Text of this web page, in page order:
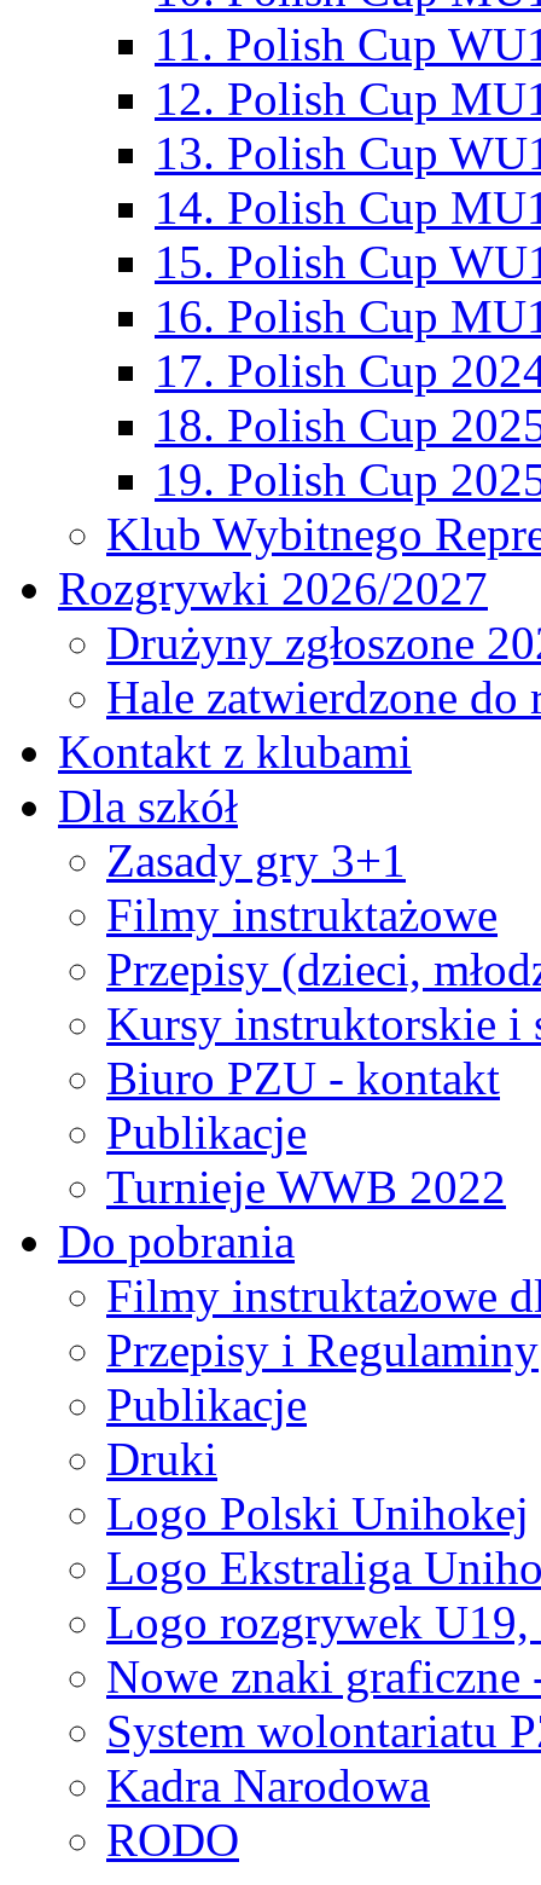
11. Polish Cup
12. Polish Cup
13. Polish Cup
14. Polish Cup
15. Polish Cup
16. Polish Cup
17. Polish Cup
18. Polish Cup
19. Polish Cup
Klub Wybitnego
Rozgrywki 2026/2027
Drużyny zgłoszone
Hale zatwierdzone
Kontakt z klubami
Dla szkół
Zasady gry 3+1
Filmy instruktażowe
Przepisy (dzieci,
Kursy instruktorskie i
Biuro PZU - kontakt
Publikacje
Turnieje WWB 2022
Do pobrania
Filmy instruktażowe
Przepisy i Regulaminy
Publikacje
Druki
Logo Polski Unihokej
Logo Ekstraliga
Logo rozgrywek
Nowe znaki graficzne
System wolontariatu
Kadra Narodowa
RODO